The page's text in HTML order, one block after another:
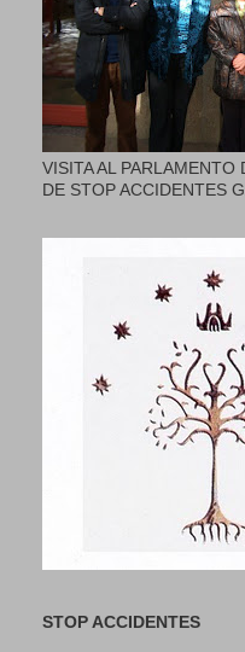
VISITA AL PARLAMENTO
DE STOP ACCIDENTES
STOP ACCIDENTES